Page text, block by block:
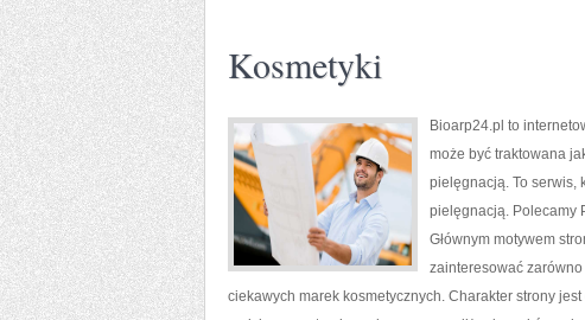
Kosmetyki
Bioarp24.pl to
może być traktowana
pielęgnacją. To serwis,
pielęgnacją. Polecamy
Głównym motywem
zainteresować
ciekawych marek kosmetycznych. Charakter strony